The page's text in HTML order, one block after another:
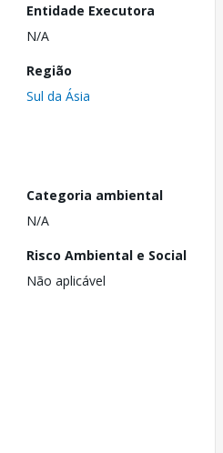
Entidade Executora
N/A
Região
Sul da Ásia
Categoria ambiental
N/A
Risco Ambiental e Social
Não aplicável